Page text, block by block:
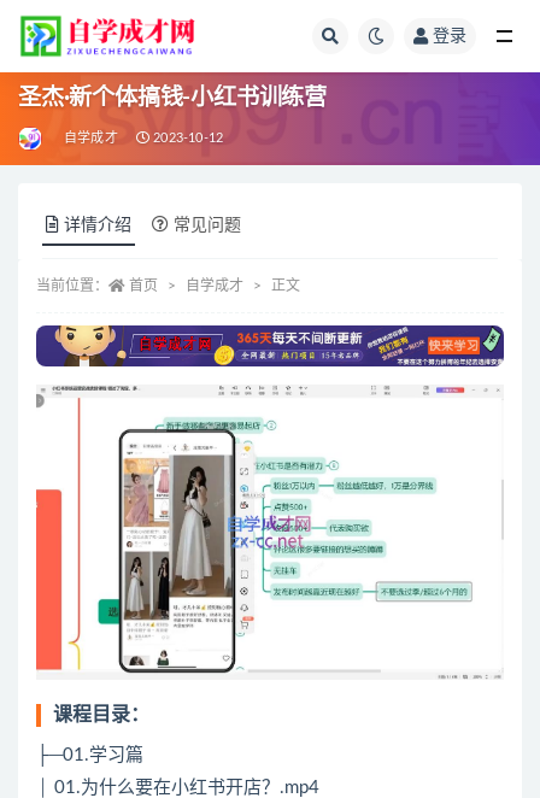
登录
圣杰·新个体搞钱-小红书训练营
自学成才 2023-10-12
详情介绍 常见问题
当前位置： 首页 自学成才 正文
课程目录：
├─01.学习篇
│ 01.为什么要在小红书开店？.mp4